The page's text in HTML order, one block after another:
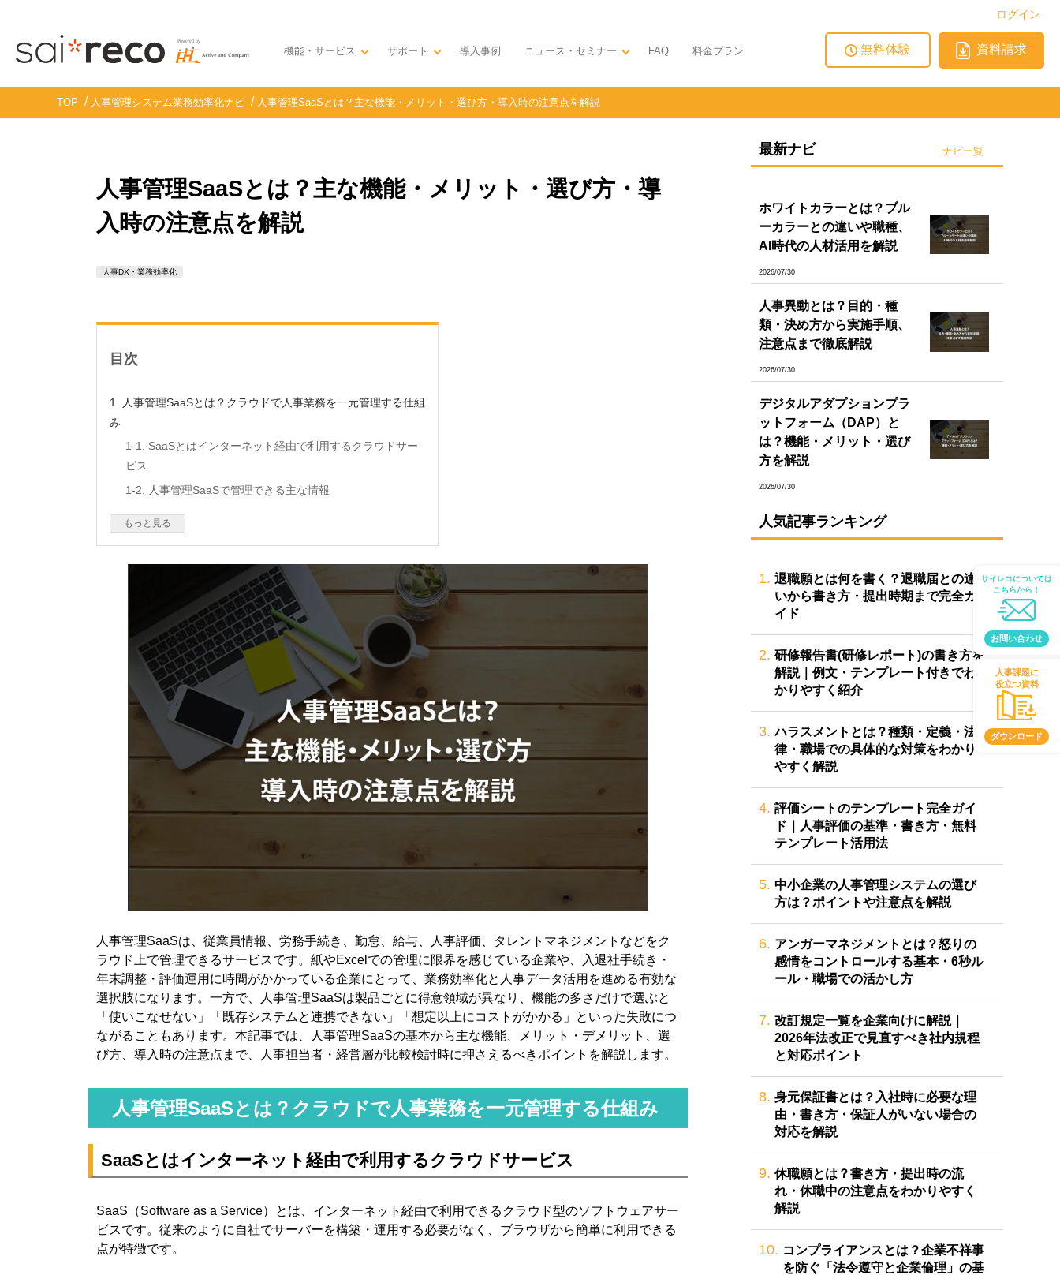
ログイン
機能・サービス サポート 導入事例 ニュース・セミナー FAQ 料金プラン 無料体験 資料請求
サイレコについては
こちらから！
お問い合わせ
人事課題に
役立つ資料
ダウンロード
TOP 人事管理システム業務効率化ナビ 人事管理SaaSとは？主な機能・メリット・選び方・導入時の注意点を解説
人事管理SaaSとは？主な機能・メリット・選び方・導
入時の注意点を解説
人事DX・業務効率化
目次
1. 人事管理SaaSとは？クラウドで人事業務を一元管理する仕組
み
1-1. SaaSとはインターネット経由で利用するクラウドサー
ビス
1-2. 人事管理SaaSで管理できる主な情報
1-3. 人事管理システム・労務管理システム・タレントマネジ
メントSaaSの違い
2-1. 紙・Excel管理では人事データが分散しやすい
2-2. 人事労務業務のDX化が求められている
2-3. 法改正・コンプライアンス対応の重要性が高まっている
3. 人事管理SaaSの主な機能
3-1. 従業員情報の一元管理
3-2. 入退社手続き・雇用契約の電子化
3-3. 勤怠・給与・年末調整との連携
3-4. 社会保険・労働保険の電子申請
3-5. 人事評価・スキル管理・タレントマネジメント
4. 人事管理SaaSの種類と向いている企業
4-2. 人事情報データベース型
4-3. タレントマネジメント型
5-1. 人事労務業務を効率化できる
5-2. 入力ミス・転記ミスを防げる
5-3. 人事データを経営判断に活用できる
5-4. 従業員の利便性が高まる
6. 人事管理SaaSのデメリット・注意点
6-2. セキュリティ対策が欠かせない
6-3. 既存業務フローの見直しが必要になる
7. 人事管理SaaSの選び方
7-2. 必要な機能と不要な機能を整理する
7-3. 既存システムとの連携性を確認する
もっと見る
人事管理SaaSは、従業員情報、労務手続き、勤怠、給与、人事評価、タレントマネジメントなどをク
ラウド上で管理できるサービスです。紙やExcelでの管理に限界を感じている企業や、入退社手続き・
年末調整・評価運用に時間がかかっている企業にとって、業務効率化と人事データ活用を進める有効な
選択肢になります。一方で、人事管理SaaSは製品ごとに得意領域が異なり、機能の多さだけで選ぶと
「使いこなせない」「既存システムと連携できない」「想定以上にコストがかかる」といった失敗につ
ながることもあります。本記事では、人事管理SaaSの基本から主な機能、メリット・デメリット、選
び方、導入時の注意点まで、人事担当者・経営層が比較検討時に押さえるべきポイントを解説します。
人事管理SaaSとは？クラウドで人事業務を一元管理する仕組み
SaaSとはインターネット経由で利用するクラウドサービス
SaaS（Software as a Service）とは、インターネット経由で利用できるクラウド型のソフトウェアサー
ビスです。従来のように自社でサーバーを構築・運用する必要がなく、ブラウザから簡単に利用できる
点が特徴です。
最新ナビ ナビ一覧
ホワイトカラーとは？ブル
ーカラーとの違いや職種、
AI時代の人材活用を解説
2026/07/30
人事異動とは？目的・種
類・決め方から実施手順、
注意点まで徹底解説
2026/07/30
デジタルアダプションプラ
ットフォーム（DAP）と
は？機能・メリット・選び
方を解説
2026/07/30
人気記事ランキング
1. 退職願とは何を書く？退職届との違
いから書き方・提出時期まで完全ガ
イド
2. 研修報告書(研修レポート)の書き方を
解説｜例文・テンプレート付きでわ
かりやすく紹介
3. ハラスメントとは？種類・定義・法
律・職場での具体的な対策をわかり
やすく解説
4. 評価シートのテンプレート完全ガイ
ド｜人事評価の基準・書き方・無料
テンプレート活用法
5. 中小企業の人事管理システムの選び
方は？ポイントや注意点を解説
6. アンガーマネジメントとは？怒りの
感情をコントロールする基本・6秒ル
ール・職場での活かし方
7. 改訂規定一覧を企業向けに解説｜
2026年法改正で見直すべき社内規程
と対応ポイント
8. 身元保証書とは？入社時に必要な理
由・書き方・保証人がいない場合の
対応を解説
9. 休職願とは？書き方・提出時の流
れ・休職中の注意点をわかりやすく
解説
10. コンプライアンスとは？企業不祥事
を防ぐ「法令遵守と企業倫理」の基